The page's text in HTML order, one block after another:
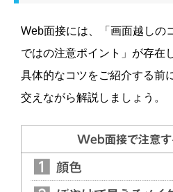
Web面接には、「画面越しの
ではの注意ポイント」が存在
具体的なコツをご紹介する前
交えながら解説しましょう。